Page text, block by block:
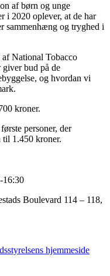
af børn og unge
i 2020 oplever, at de har
sammenhæng og tryghed i
af National Tobacco
bud på de
og hvordan vi
kroner.
personer, der
til 1.450 kroner.
16:30
Boulevard 114 – 118,
hjemmeside